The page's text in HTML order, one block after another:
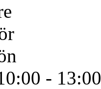
- 13:00